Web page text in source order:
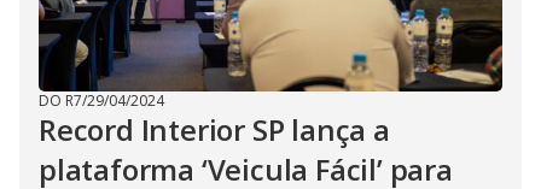
DO R7/29/04/2024
Record Interior SP lança a
plataforma ‘Veicula Fácil’ para